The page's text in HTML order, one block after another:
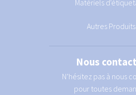
Matériels
Autres Produits
Nous
N’hésitez pas à nous
pour toutes